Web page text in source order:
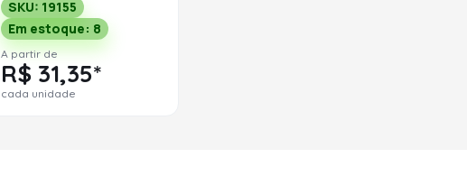
SKU: 19155
Em estoque: 8
A partir de
R$ 31,35*
cada unidade